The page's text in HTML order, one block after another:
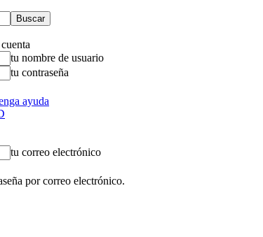
tu nombre de usuario
tu contraseña
ayuda
tu correo electrónico
por correo electrónico.